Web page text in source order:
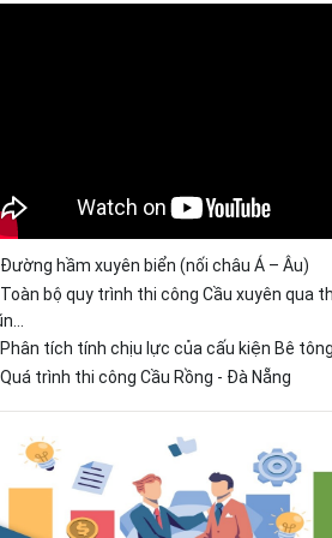
Đường hầm xuyên biển (nối châu Á – Âu)
Toàn bộ quy trình thi công Cầu xuyên qua
Phân tích tính chịu lực của cấu kiện Bê tông
Quá trình thi công Cầu Rồng - Đà Nẵng